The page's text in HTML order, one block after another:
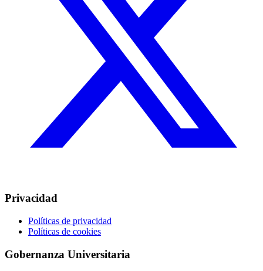
Privacidad
Políticas de privacidad
Políticas de cookies
Gobernanza Universitaria